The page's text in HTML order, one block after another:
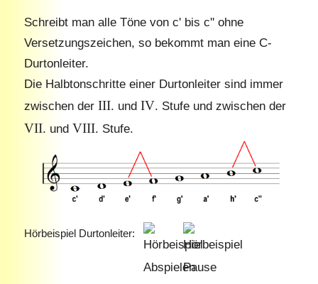
Schreibt man alle Töne von c' bis c'' ohne
Versetzungszeichen, so bekommt man eine C-
Durtonleiter.
Die Halbtonschritte einer Durtonleiter sind immer
zwischen der III. und IV. Stufe und zwischen der
VII. und VIII. Stufe.
Hörbeispiel Durtonleiter: